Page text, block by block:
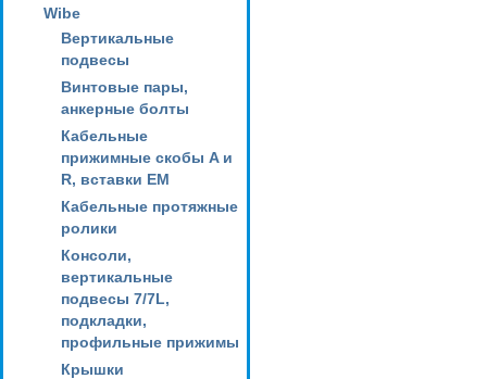
Wibe
Вертикальные
подвесы
Винтовые пары,
анкерные болты
Кабельные
прижимные скобы A и
R, вставки EM
Кабельные протяжные
ролики
Консоли,
вертикальные
подвесы 7/7L,
подкладки,
профильные прижимы
Крышки